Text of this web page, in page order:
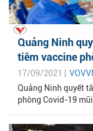
Quảng Ninh
tiêm vaccine
17/09/2021 |
Quảng Ninh quyết
phòng Covid-19 mũi